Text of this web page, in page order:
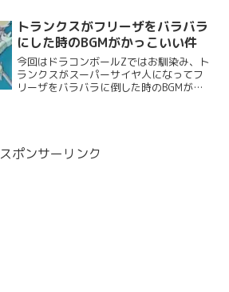
す。この展示をみれば、ドラえもんを読
み返したくなる！？...
トランクスがフリーザをバラバラ
にした時のBGMがかっこいい件
今回はドラコンボールZではお馴染み、ト
ランクスがスーパーサイヤ人になってフ
リーザをバラバラに倒した時のBGMが、
スポンサーリンク